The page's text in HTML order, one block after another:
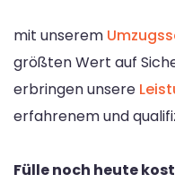
mit unserem
größten Wert auf
erbringen unsere
erfahrenem und
Fülle noch heute